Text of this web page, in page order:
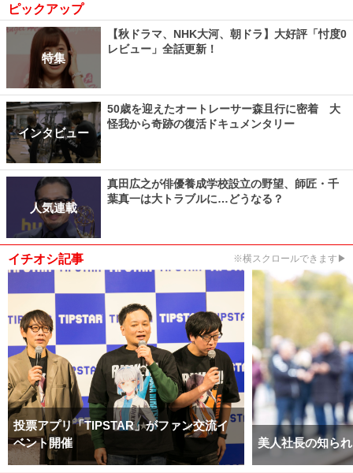
ピックアップ
特集
【秋ドラマ、NHK大河、朝ドラ】大好評「忖度0
レビュー」全話更新！
インタビュー
50歳を迎えたオートレーサー森且行に密着 大
怪我から奇跡の復活ドキュメンタリー
人気連載
真田広之が俳優養成学校設立の野望、師匠・千
葉真一は大トラブルに…どうなる？
イチオシ記事 ※横スクロールできます▶
投票アプリ「TIPSTAR」がファン交流イ
ベント開催
美人社長の知ら